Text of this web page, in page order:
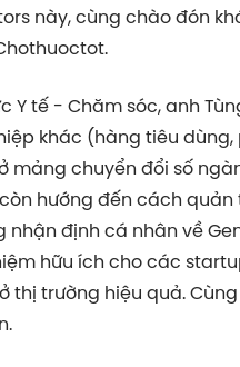
này, cùng chào đón
Y tế - Chăm sóc, anh
khác (hàng tiêu
mảng chuyển đổi số
hướng đến cách quản
nhận định cá nhân về
hữu ích cho các
thị trường hiệu quả.